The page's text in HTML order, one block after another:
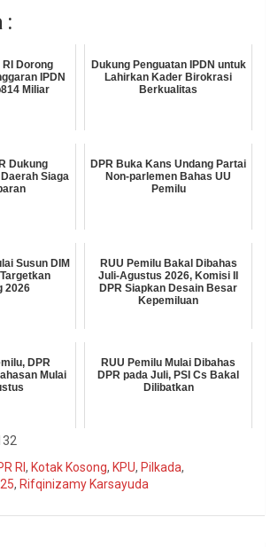
:
Dorong
IPDN
Miliar
Dukung Penguatan IPDN untuk
Lahirkan Kader Birokrasi
Berkualitas
Dukung
Siaga
DPR Buka Kans Undang Partai
Non-parlemen Bahas UU
Pemilu
Susun DIM
2026
RUU Pemilu Bakal Dibahas
Juli-Agustus 2026, Komisi II
DPR Siapkan Desain Besar
Kepemiluan
DPR
Mulai
RUU Pemilu Mulai Dibahas
DPR pada Juli, PSI Cs Bakal
Dilibatkan
RI , Kotak Kosong, KPU, Pilkada,
, Rifqinizamy Karsayuda